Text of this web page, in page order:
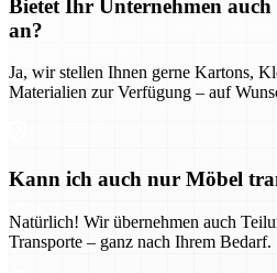
Bietet Ihr Unternehmen
an?
Ja, wir stellen Ihnen gerne Kartons,
Materialien zur Verfügung – auf
Kann ich auch nur Möbel
Natürlich! Wir übernehmen auch
Transporte – ganz nach Ihrem Bedarf.